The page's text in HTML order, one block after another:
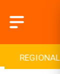
REGIONAL